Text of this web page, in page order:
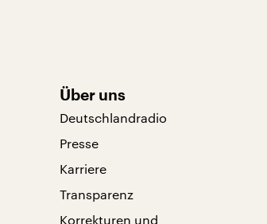
Über uns
Deutschlandradio
Presse
Karriere
Transparenz
Korrekturen und